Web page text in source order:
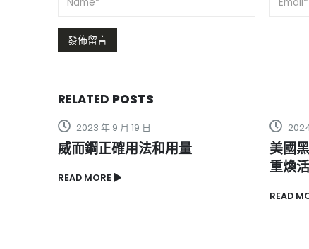
RELATED POSTS
2024 年 6 月 26 日
美國黑金能讓性功能不佳的男性
日本
本藤
READ